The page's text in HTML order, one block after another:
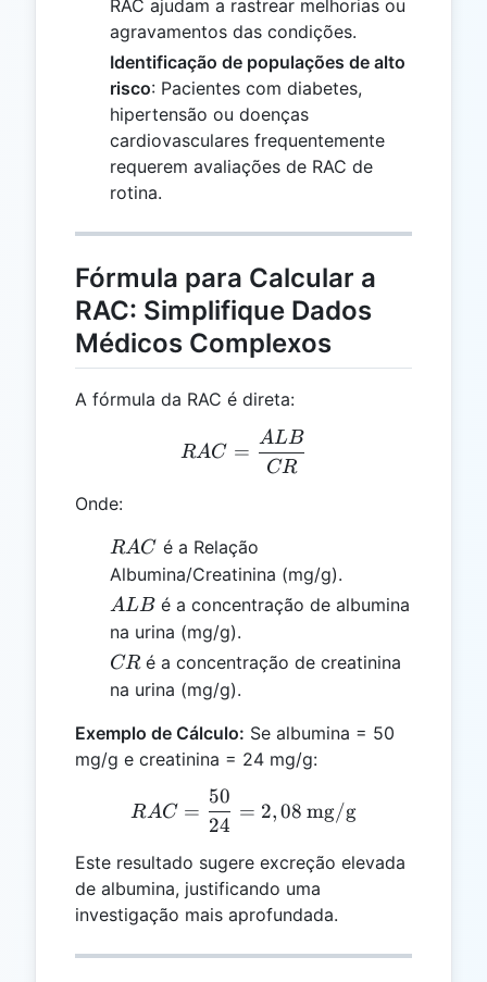
RAC ajudam a rastrear melhorias ou
agravamentos das condições.
Identificação de populações de alto
risco: Pacientes com diabetes,
hipertensão ou doenças
cardiovasculares frequentemente
requerem avaliações de RAC de
rotina.
Fórmula para Calcular a
RAC: Simplifique Dados
Médicos Complexos
A fórmula da RAC é direta:
RAC = \frac{ALB}{CR}
RAC =
CR
ALB
Onde:
RAC
RAC é a Relação
Albumina/Creatinina (mg/g).
ALB
A LBé a concentração de albumina
na urina (mg/g).
CR
CRé a concentração de creatinina
na urina (mg/g).
Exemplo de Cálculo: Se albumina = 50
mg/g e creatinina = 24 mg/g:
RAC = \frac{50}{24} =
RAC =
24
50
= 2,08 mg/g
Este resultado sugere excreção elevada
de albumina, justificando uma
investigação mais aprofundada.